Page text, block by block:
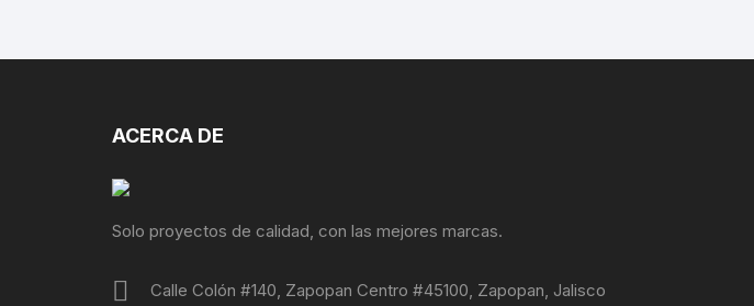
ACERCA DE
Solo proyectos de calidad, con las mejores marcas.
Calle Colón #140, Zapopan Centro #45100, Zapopan, Jalisco